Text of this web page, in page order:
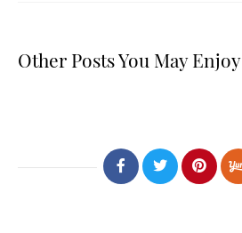
Other Posts You May Enjoy